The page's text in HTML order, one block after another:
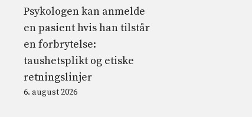
Psykologen kan anmelde
en pasient hvis han tilstår
en forbrytelse:
taushetsplikt og etiske
retningslinjer
6. august 2026